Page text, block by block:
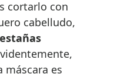
cortarlo con
cabelludo,
ñas
máscara es